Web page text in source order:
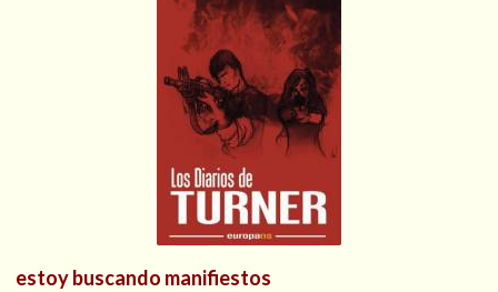
estoy buscando manifiestos